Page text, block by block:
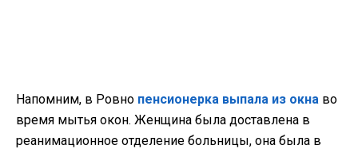
Напомним, в Ровно пенсионерка выпала из окна во
время мытья окон. Женщина была доставлена в
реанимационное отделение больницы, она была в